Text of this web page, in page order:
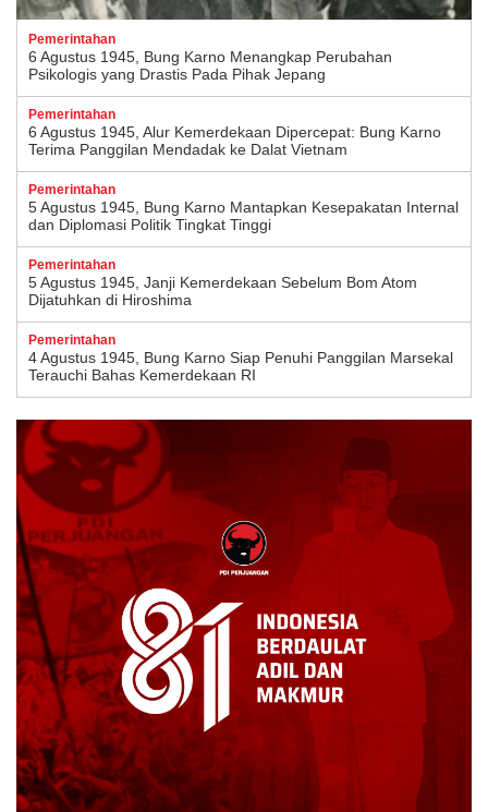
Pemerintahan
6 Agustus 1945, Bung Karno Menangkap Perubahan
Psikologis yang Drastis Pada Pihak Jepang
Pemerintahan
6 Agustus 1945, Alur Kemerdekaan Dipercepat: Bung Karno
Terima Panggilan Mendadak ke Dalat Vietnam
Pemerintahan
5 Agustus 1945, Bung Karno Mantapkan Kesepakatan Internal
dan Diplomasi Politik Tingkat Tinggi
Pemerintahan
5 Agustus 1945, Janji Kemerdekaan Sebelum Bom Atom
Dijatuhkan di Hiroshima
Pemerintahan
4 Agustus 1945, Bung Karno Siap Penuhi Panggilan Marsekal
Terauchi Bahas Kemerdekaan RI